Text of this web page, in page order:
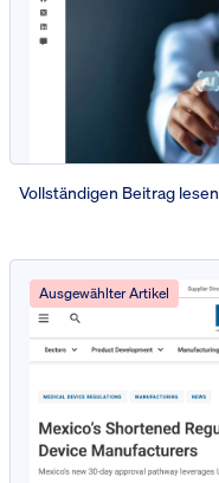
Vollständigen Beitrag lesen
Ausgewählter Artikel